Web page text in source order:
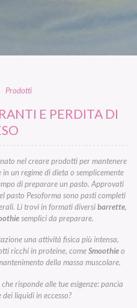
Prodotti
E PERDITA DI
nel creare prodotti per mantenere
un regime di dieta o semplicemente
di preparare un pasto. Approvati
pasto Pesoforma sono pasti completi
Li trovi in formati diversibarrette,
semplici da preparare.
una attività fisica più intensa,
ricchi in proteine, comeSmoothieo
della massa muscolare.
risponde alle tue esigenze: pancia
liquidi in eccesso?